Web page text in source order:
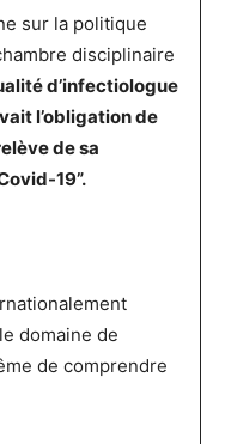
sur la politique
disciplinaire
d’infectiologue
l’obligation de
de sa
19”.
domaine de
de comprendre